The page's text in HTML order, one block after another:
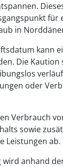
für
in
kann
Die Kaution
oder
Verbrauch
sowie
Leistungen ab.
wird anhand